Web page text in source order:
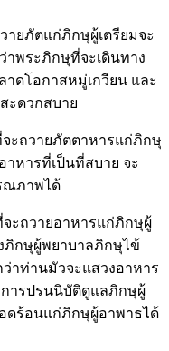
ยภัตแก่ภิกษุผู้เตรียมจะ
าพระภิกษุที่จะเดินทาง
ดโอกาสหมู่เกวียน และ
ะดวกสบาย
ะถวายภัตตาหารแก่ภิกษุ
าหารที่เป็นที่สบาย จะ
ณภาพได้
ะถวายอาหารแก่ภิกษุผู้
ภิกษุผู้พยาบาลภิกษุไข้
าท่านมัวจะแสวงอาหาร
ารปรนนิบัติดูแลภิกษุผู้
ดร้อนแก่ภิกษุผู้อาพาธได้